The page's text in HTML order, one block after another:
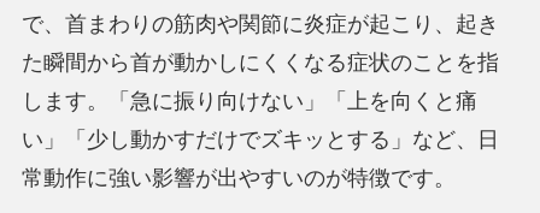
で、首まわりの筋肉や関節に炎症が起こり、起き
た瞬間から首が動かしにくくなる症状のことを指
します。「急に振り向けない」「上を向くと痛
い」「少し動かすだけでズキッとする」など、日
常動作に強い影響が出やすいのが特徴です。